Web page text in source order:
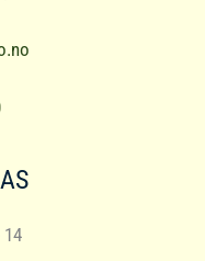
14